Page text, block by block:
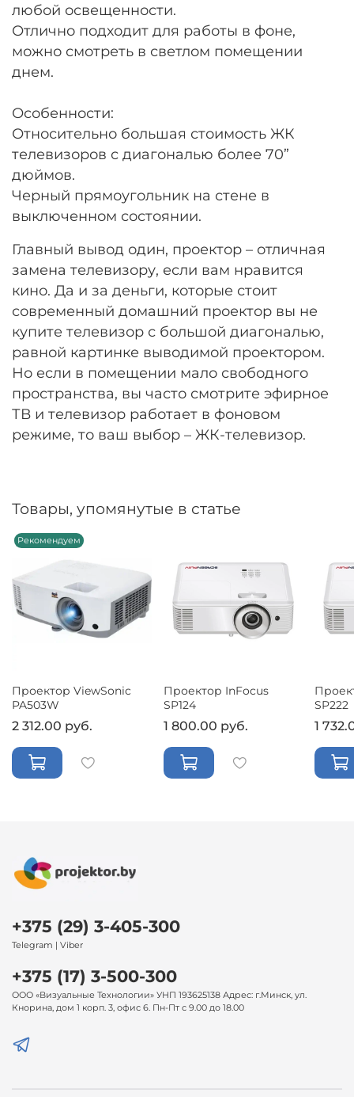
любой освещенности.
Отлично подходит для работы в фоне,
можно смотреть в светлом помещении
днем.
Особенности:
Относительно большая стоимость ЖК
телевизоров с диагональю более 70”
дюймов.
Черный прямоугольник на стене в
выключенном состоянии.
Главный вывод один, проектор – отличная
замена телевизору, если вам нравится
кино. Да и за деньги, которые стоит
современный домашний проектор вы не
купите телевизор с большой диагональю,
равной картинке выводимой проектором.
Но если в помещении мало свободного
пространства, вы часто смотрите эфирное
ТВ и телевизор работает в фоновом
режиме, то ваш выбор – ЖК-телевизор.
Товары, упомянутые в статье
Рекомендуем
Проектор ViewSonic
PA503W
2 312.00 руб.
Проектор InFocus
SP124
1 800.00 руб.
SP222
1
+375 (29) 3-405-300
Telegram | Viber
+375 (17) 3-500-300
ООО «Визуальные Технологии» УНП 193625138 Адрес: г.Минск, ул.
Кнорина, дом 1 корп. 3, офис 6. Пн-Пт с 9.00 до 18.00